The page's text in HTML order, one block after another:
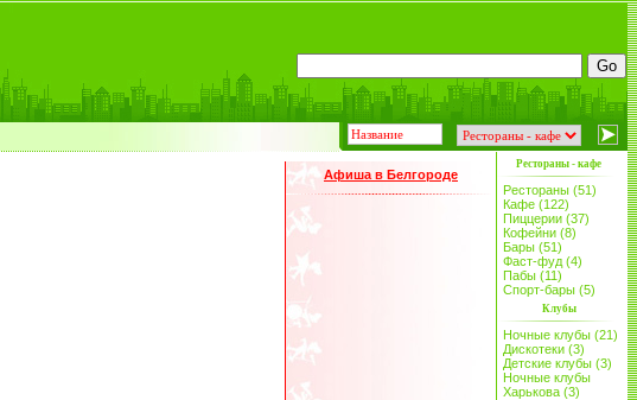
Афиша в Белгороде
Рестораны - кафе
Рестораны (51)
Кафе (122)
Пиццерии (37)
Кофейни (8)
Бары (51)
Фаст-фуд (4)
Пабы (11)
Спорт-бары (5)
Клубы
Ночные клубы (21)
Дискотеки (3)
Детские клубы (3)
Ночные клубы
Харькова (3)